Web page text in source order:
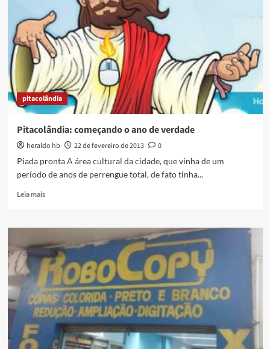
2013
pitacolândia
Pitacolândia: começando o ano de verdade
heraldo hb 22 de fevereiro de 2013
0
Piada pronta A área cultural da cidade, que vinha de um
período de anos de perrengue total, de fato tinha...
Leia maisRead
Pitacolândia:
o
ano
de
verdade